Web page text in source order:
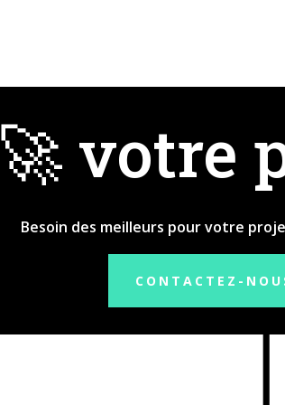
🚀 votre
Besoin des meilleurs pour votre
CONTACTEZ-